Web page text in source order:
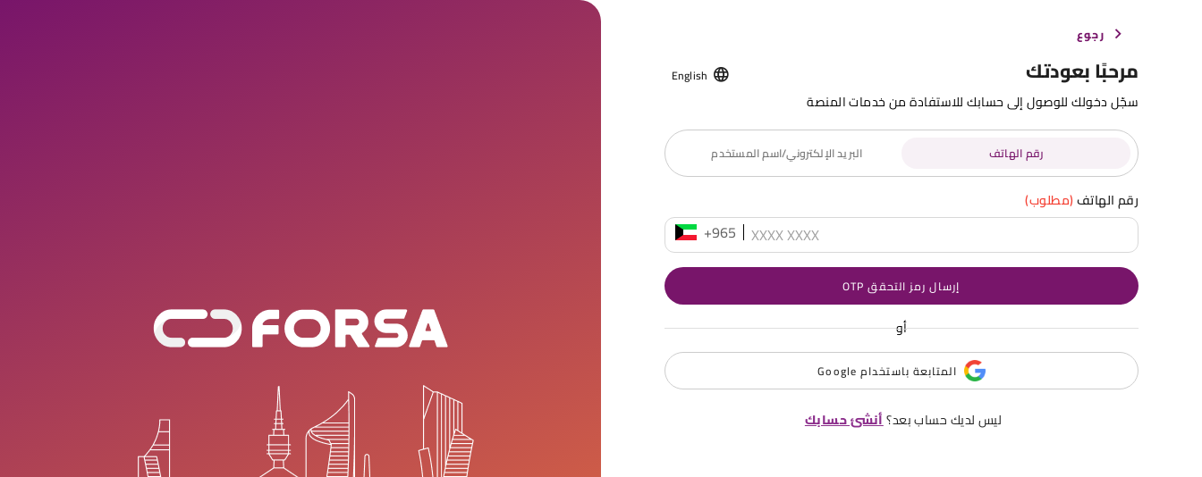
رجوع
مرحبًا بعودتك English
سجّل دخولك للوصول إلى حسابك للاستفادة من خدمات المنصة
رقم الهاتف البريد الإلكتروني/اسم المستخدم
رقم الهاتف(مطلوب)
+965
إرسال رمز التحقق OTP
أو
المتابعة باستخدام Google
ليس لديك حساب بعد؟أنشئ حسابك